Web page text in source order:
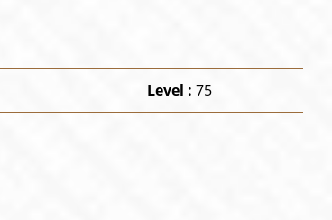
Level : 75